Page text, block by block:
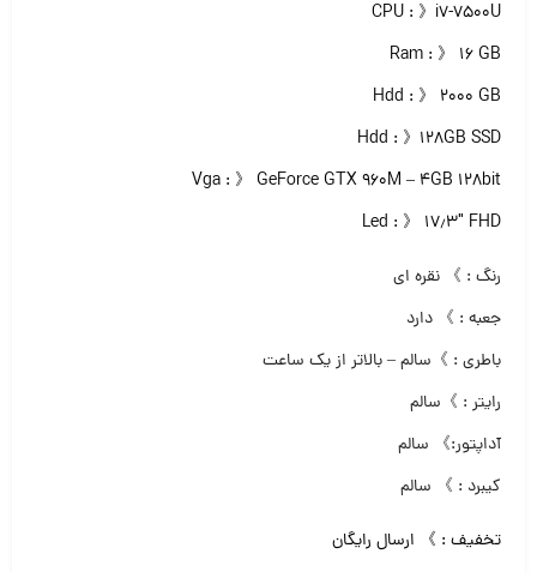
CPU : 》i7-7500U
Ram : 》 ۱۶ GB
Hdd : 》 ۲۰۰۰ GB
Hdd : 》۱۲۸GB SSD
Vga : 》 GeForce GTX 960M – 4GB 128bit
Led : 》 ۱۷٫۳″ FHD
رنگ : 》 نقره ای
جعبه : 》 دارد
باطری : 》سالم – بالاتر از یک ساعت
رایتر : 》سالم
آداپتور:》 سالم
کیبرد : 》 سالم
تخفیف : 》 ارسال رایگان